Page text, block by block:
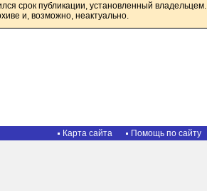
срок публикации, установленный владельцем.
и, возможно, неактуально.
Карта сайта Помощь по сайту